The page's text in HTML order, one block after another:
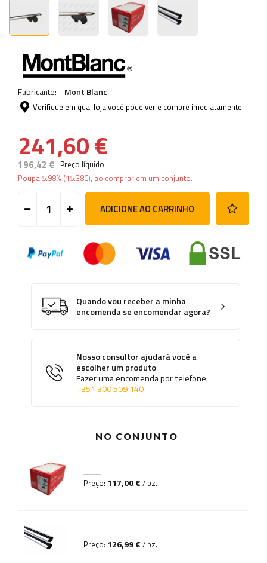
Fabricante: Mont Blanc
Verifique em qual loja você pode ver e compre imediatamente
241,60 €
196,42 € Preço líquido
Poupa 5.98% (15.38€), ao comprar em um conjunto.
ADICIONE AO CARRINHO
Quando vou receber a minha
encomenda se encomendar agora?
Nosso consultor ajudará você a
escolher um produto
Fazer uma encomenda por telefone:
+351 300 509 140
NO CONJUNTO
Preço: 117,00 € / pz.
Preço: 126,99 € / pz.